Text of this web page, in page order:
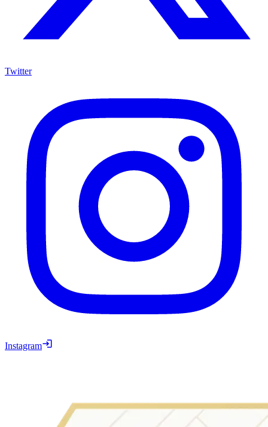
Twitter
Instagram